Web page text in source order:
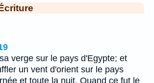
verge sur le pays d'Egypte; et
un vent d'orient sur le pays
et toute la nuit. Quand ce fut le